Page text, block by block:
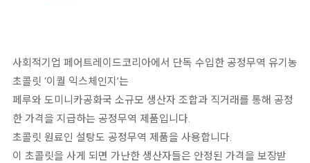
사회적기업 페어트레이드코리아에서 단독 수입한 공정무역 유기농
초콜릿 ‘이퀄 익스체인지’는
페루와 도미니카공화국 소규모 생산자 조합과 직거래를 통해 공정
한 가격을 지급하는 공정무역 제품입니다.
초콜릿 원료인 설탕도 공정무역 제품을 사용합니다.
이 초콜릿을 사게 되면 가난한 생산자들은 안정된 가격을 보장받